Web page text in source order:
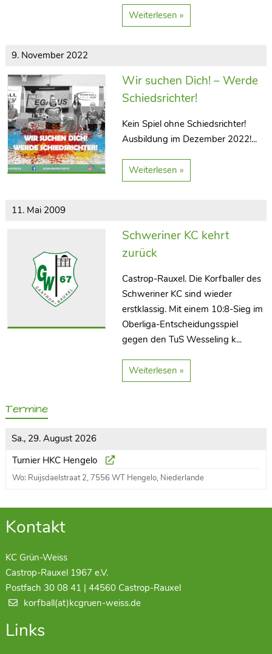
Weiterlesen »
9. November 2022
Wir suchen Dich! – Werde
Schiedsrichter!
Kein Spiel ohne Schiedsrichter!
Ausbildung im Dezember 2022!...
Weiterlesen »
11. Mai 2009
Schweriner KC kehrt
zurück
Castrop-Rauxel. Die Korfballer des
Schweriner KC sind wieder
erstklassig. Mit einem 10:8-Sieg im
Oberliga-Entscheidungsspiel
gegen den TuS Wesseling k...
Weiterlesen »
Termine
Sa., 29. August 2026
Turnier HKC Hengelo
Wo: Ruijsdaelstraat 2, 7556 WT Hengelo, Niederlande
Kontakt
KC Grün-Weiss
Castrop-Rauxel 1967 e.V.
Postfach 30 08 41 | 44560 Castrop-Rauxel
korfball(at)kcgruen-weiss.de
Links